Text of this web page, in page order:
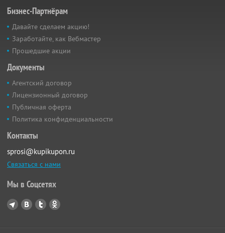
Бизнес-Партнёрам
Давайте сделаем акцию!
Заработайте, как Вебмастер
Прошедшие акции
Документы
Агентский договор
Лицензионный договор
Публичная оферта
Политика конфиденциальности
Контакты
sprosi@kupikupon.ru
Связаться с нами
Мы в Соцсетях